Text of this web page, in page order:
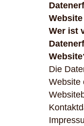
Website
Wer ist
Die
Website